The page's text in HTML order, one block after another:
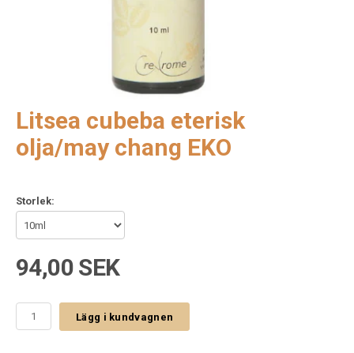
Litsea cubeba eterisk
olja/may chang EKO
Storlek:
94,00 SEK
Lägg i kundvagnen